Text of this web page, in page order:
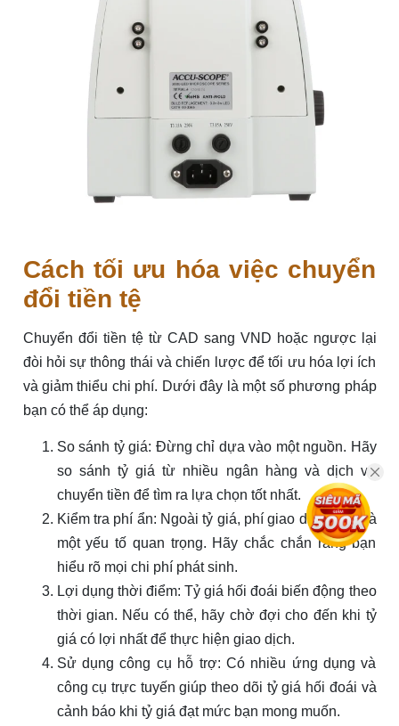
Cách tối ưu hóa việc chuyển
đổi tiền tệ
Chuyển đổi tiền tệ từ CAD sang VND hoặc ngược lại
đòi hỏi sự thông thái và chiến lược để tối ưu hóa lợi ích
và giảm thiểu chi phí. Dưới đây là một số phương pháp
bạn có thể áp dụng:
So sánh tỷ giá: Đừng chỉ dựa vào một nguồn. Hãy
so sánh tỷ giá từ nhiều ngân hàng và dịch vụ
chuyển tiền để tìm ra lựa chọn tốt nhất.
Kiểm tra phí ẩn: Ngoài tỷ giá, phí giao dịch cũng là
một yếu tố quan trọng. Hãy chắc chắn rằng bạn
hiểu rõ mọi chi phí phát sinh.
Lợi dụng thời điểm: Tỷ giá hối đoái biến động theo
thời gian. Nếu có thể, hãy chờ đợi cho đến khi tỷ
giá có lợi nhất để thực hiện giao dịch.
Sử dụng công cụ hỗ trợ: Có nhiều ứng dụng và
công cụ trực tuyến giúp theo dõi tỷ giá hối đoái và
cảnh báo khi tỷ giá đạt mức bạn mong muốn.